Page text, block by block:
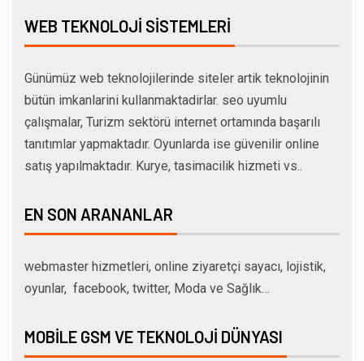
WEB TEKNOLOJI SISTEMLERI
Günümüz web teknolojilerinde siteler artik teknolojinin
bütün imkanlarini kullanmaktadirlar. seo uyumlu
çalışmalar, Turizm sektörü internet ortamında başarılı
tanıtımlar yapmaktadır. Oyunlarda ise güvenilir online
satış yapılmaktadır. Kurye, tasimacilik hizmeti vs..
EN SON ARANANLAR
webmaster hizmetleri, online ziyaretçi sayacı, lojistik,
oyunlar, facebook, twitter, Moda ve Sağlık…
MOBILE GSM VE TEKNOLOJI DÜNYASI